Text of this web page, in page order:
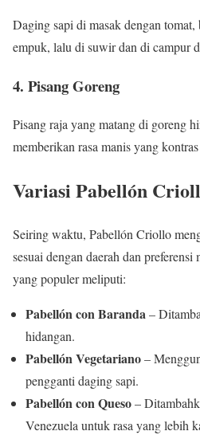
Daging sapi di masak dengan
empuk, lalu di suwir dan di campur
4. Pisang Goreng
Pisang raja yang matang di goreng
memberikan rasa manis yang
Variasi Pabellón
Seiring waktu, Pabellón Criollo
sesuai dengan daerah dan
yang populer meliputi:
Pabellón con Baranda–
hidangan.
Pabellón Vegetariano–
pengganti daging sapi.
Pabellón con Queso–
Venezuela untuk rasa yang lebih